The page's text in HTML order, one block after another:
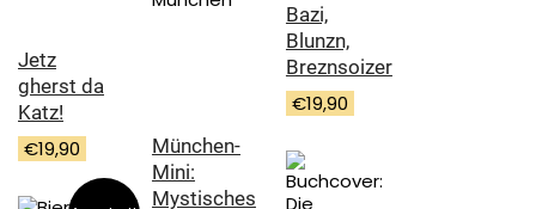
Bazi,
Blunzn,
Breznsoizer
€19,90
Jetz
gherst da
Katz!
€19,90
München-
Mini:
Mystisches